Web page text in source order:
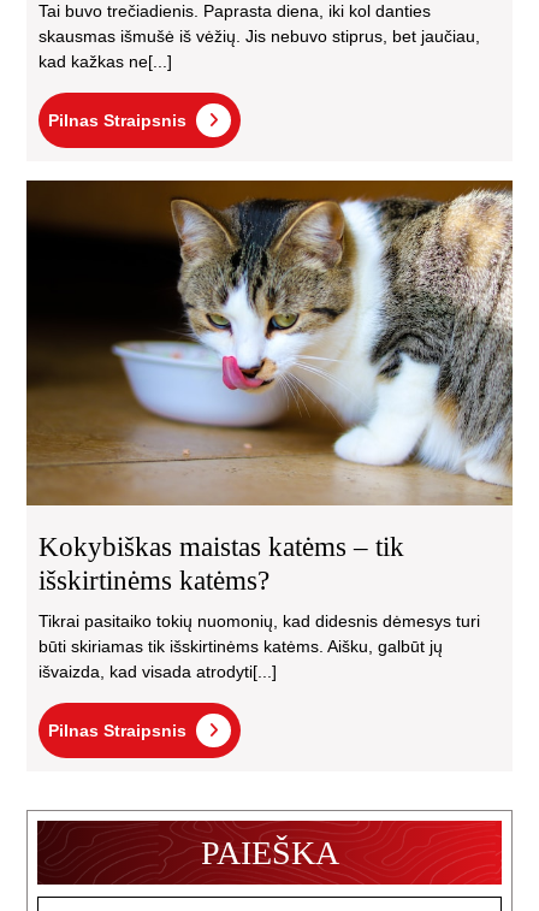
Tai buvo trečiadienis. Paprasta diena, iki kol danties
skausmas išmušė iš vėžių. Jis nebuvo stiprus, bet jaučiau,
kad kažkas ne[...]
Pilnas Straipsnis
Pilnas
Straipsnis
–
tik
Kokybiškas maistas katėms – tik
išskirtinėms katėms?
Tikrai pasitaiko tokių nuomonių, kad didesnis dėmesys turi
būti skiriamas tik išskirtinėms katėms. Aišku, galbūt jų
išvaizda, kad visada atrodyti[...]
Pilnas Straipsnis
Pilnas
Straipsnis
PAIEŠKA